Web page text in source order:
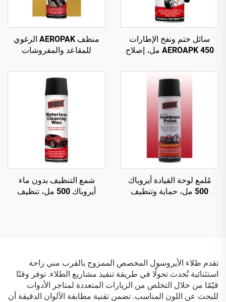
سائل ختم ونفخ الإطارات
AEROAPK 450 مل، إصلاح
أنبوب داخلي
منظف AEROPAK الرغوي
للمقاعد والمفروشات
متعدد الأغراض
مُلمع لوحة القيادة أيروباك
500 مل، حماية وتنظيف
شمع التنظيف بدون ماء
أيروباك 500 مل، تنظيف
تقدم طلاء الأيروسول المخصص الممزوج بالقرب مني راحة
استثنائية تُحدث تحولًا في طريقة تنفيذ مشاريع الطلاء. توفر وقتًا
قيّمًا من خلال التخلص من الزيارات المتعددة لمتاجر الأدوات
للبحث عن اللون المناسب. تضمن تقنية مطابقة الألوان الدقيقة أن